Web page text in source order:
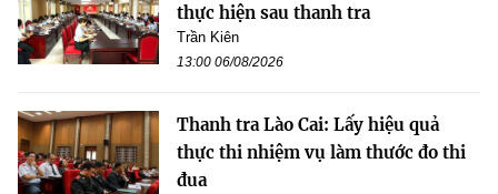
thực hiện sau thanh tra
Trần Kiên
13:00 06/08/2026
Thanh tra Lào Cai: Lấy hiệu quả
thực thi nhiệm vụ làm thước đo thi
đua